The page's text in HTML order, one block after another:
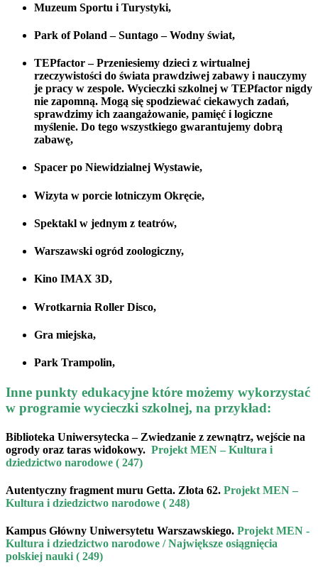
Muzeum Sportu i Turystyki,
Park of Poland – Suntago– Wodny świat,
TEPfactor– Przeniesiemy dzieci z wirtualnej
rzeczywistości do świata prawdziwej zabawy i nauczymy
je pracy w zespole. Wycieczki szkolnej w TEPfactor nigdy
nie zapomną. Mogą się spodziewać ciekawych zadań,
sprawdzimy ich zaangażowanie, pamięć i logiczne
myślenie. Do tego wszystkiego gwarantujemy dobrą
zabawę,
Spacer po Niewidzialnej Wystawie,
Wizyta w porcie lotniczym Okręcie,
Spektakl w jednym z teatrów,
Warszawski ogród zoologiczny,
Kino IMAX 3D,
Wrotkarnia Roller Disco,
Gra miejska,
Park Trampolin,
Inne punkty edukacyjne które możemy wykorzystać
w programie wycieczki szkolnej, na przykład:
Biblioteka Uniwersytecka– Zwiedzanie z zewnątrz, wejście na
ogrody oraz taras widokowy. Projekt MEN – Kultura i
dziedzictwo narodowe ( 247)
Autentyczny fragment muru Getta. Złota 62. Projekt MEN –
Kultura i dziedzictwo narodowe ( 248)
Kampus Główny Uniwersytetu Warszawskiego. Projekt MEN -
Kultura i dziedzictwo narodowe / Największe osiągnięcia
polskiej nauki ( 249)